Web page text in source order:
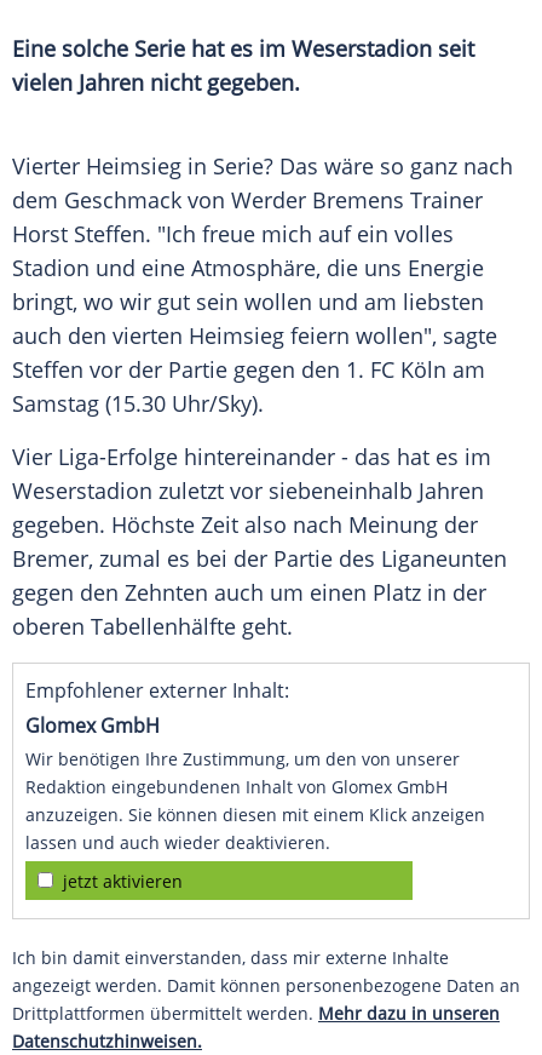
Eine solche Serie hat es im Weserstadion seit
vielen Jahren nicht gegeben.
Vierter Heimsieg in Serie? Das wäre so ganz nach
dem Geschmack von Werder Bremens Trainer
Horst Steffen. "Ich freue mich auf ein volles
Stadion und eine Atmosphäre, die uns Energie
bringt, wo wir gut sein wollen und am liebsten
auch den vierten Heimsieg feiern wollen", sagte
Steffen vor der Partie gegen den 1. FC Köln am
Samstag (15.30 Uhr/Sky).
Vier Liga-Erfolge hintereinander - das hat es im
Weserstadion zuletzt vor siebeneinhalb Jahren
gegeben. Höchste Zeit also nach Meinung der
Bremer, zumal es bei der Partie des Liganeunten
gegen den Zehnten auch um einen Platz in der
oberen Tabellenhälfte geht.
Empfohlener externer Inhalt:
Glomex GmbH
Wir benötigen Ihre Zustimmung, um den von unserer
Redaktion eingebundenen Inhalt von Glomex GmbH
anzuzeigen. Sie können diesen mit einem Klick anzeigen
lassen und auch wieder deaktivieren.
jetzt aktivieren
Ich bin damit einverstanden, dass mir externe Inhalte
angezeigt werden. Damit können personenbezogene Daten an
Drittplattformen übermittelt werden. Mehr dazu in unseren
Datenschutzhinweisen.